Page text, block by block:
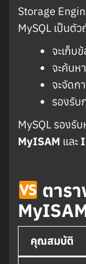
Storage
MySQL เป็นตั
จะเก็บ
จะค้นห
จะจัดก
รองรับ
MySQL รองรั
MyISAM และ
ตาร
คุณสมบัติ